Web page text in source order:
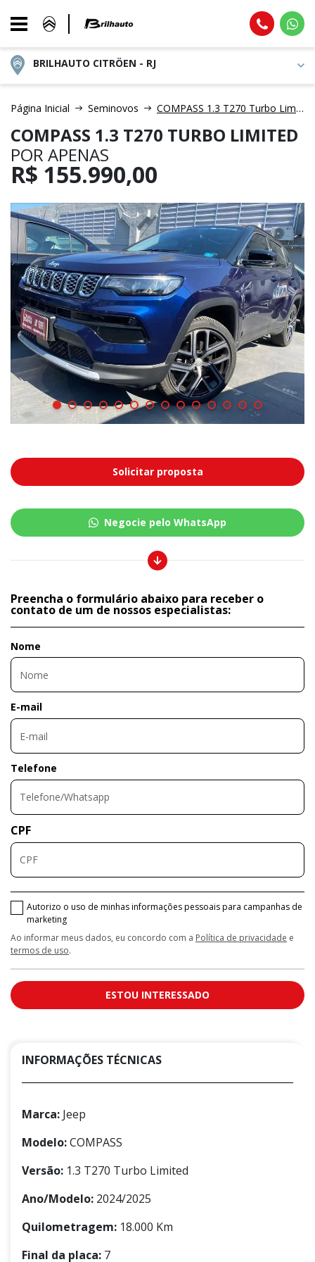
BRILHAUTO CITRÖEN - RJ
Página Inicial Seminovos COMPASS 1.3 T270 Turbo Limited
COMPASS 1.3 T270 TURBO LIMITED
POR APENAS
R$ 155.990,00
Solicitar proposta
Negocie pelo WhatsApp
Preencha o formulário abaixo para receber o
contato de um de nossos especialistas:
Nome
E-mail
Telefone
CPF
Autorizo o uso de minhas informações pessoais para campanhas de
marketing
Ao informar meus dados, eu concordo com a Política de privacidade e
termos de uso.
ESTOU INTERESSADO
INFORMAÇÕES TÉCNICAS
Marca: Jeep
Modelo:COMPASS
Versão: 1.3 T270 Turbo Limited
Ano/Modelo: 2024/2025
Quilometragem: 18.000 Km
Final da placa: 7